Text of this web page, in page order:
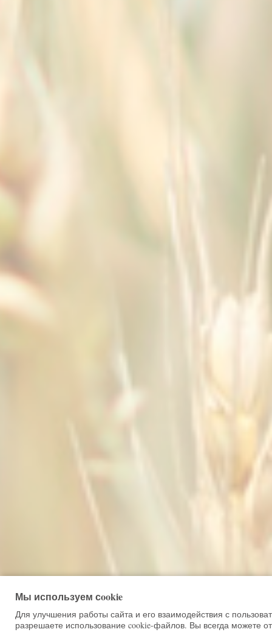
Мы используем сookie
Для улучшения работы сайта и его взаимодействия с
разрешаете использование cookie-файлов. Вы всегда можете